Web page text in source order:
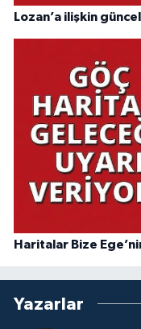
Lozan’a ilişkin
Haritalar Bize
Yazarlar